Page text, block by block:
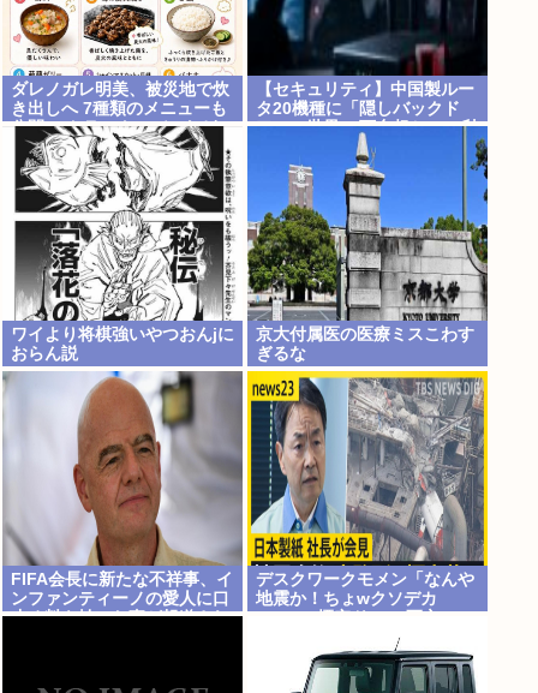
ダレノガレ明美、被災地で炊
き出しへ 7種類のメニューも
公開… トラック、バスなどに
大量物資を搭載して熊本へ
【セキュリティ】中国製ルー
タ20機種に「隠しバックド
ア」、世界10万台超か…35秒
ごとに外部通信判明
ワイより将棋強いやつおんjに
おらん説
京大付属医の医療ミスこわす
ぎるな
FIFA会長に新たな不祥事、イ
ンファンティーノの愛人に口
止め料を払った事が報道され
デスクワークモメン「なんや
地震か！ちょwクソデカ
www」 煙突ドーン 死亡